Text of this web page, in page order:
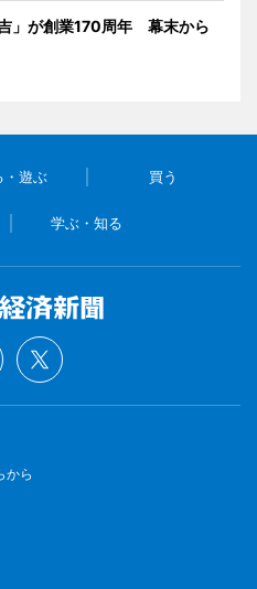
」が創業170周年 幕末から
・遊ぶ 買う
学ぶ・知る
から